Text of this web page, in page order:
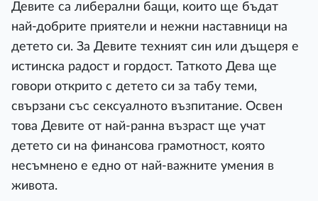
Девите са либерални бащи, които ще бъдат
най-добрите приятели и нежни наставници на
детето си. За Девите техният син или дъщеря е
истинска радост и гордост. Таткото Дева ще
говори открито с детето си за табу теми,
свързани със сексуалното възпитание. Освен
това Девите от най-ранна възраст ще учат
детето си на финансова грамотност, която
несъмнено е едно от най-важните умения в
живота.